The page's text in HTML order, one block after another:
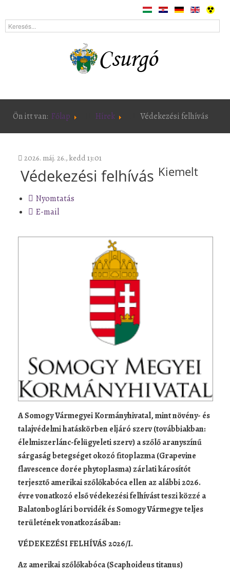
Ön itt van: Főlap Hírek Védekezési felhívás
2026. máj. 26., kedd 13:01
Védekezési felhívás Kiemelt
Nyomtatás
E-mail
A Somogy Vármegyei Kormányhivatal, mint növény- és
talajvédelmi hatáskörben eljáró szerv (továbbiakban:
élelmiszerlánc-felügyeleti szerv) a szőlő aranyszínű
sárgaság betegséget okozó fitoplazma (Grapevine
flavescence dorée phytoplasma) zárlati károsítót
terjesztő amerikai szőlőkabóca ellen az alábbi 2026.
évre vonatkozó első védekezési felhívást teszi közzé a
Balatonboglári borvidék és Somogy Vármegye teljes
területének vonatkozásában:
VÉDEKEZÉSI FELHÍVÁS 2026/I.
Az amerikai szőlőkabóca (Scaphoideus titanus)